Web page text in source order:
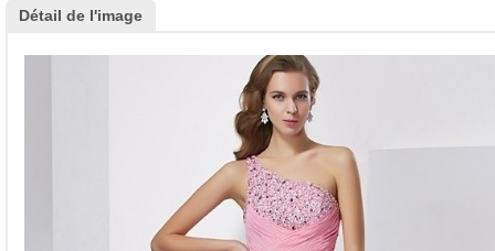
Détail de l'image